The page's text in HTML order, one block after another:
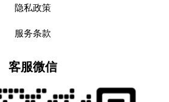
隐私政策
服务条款
客服微信